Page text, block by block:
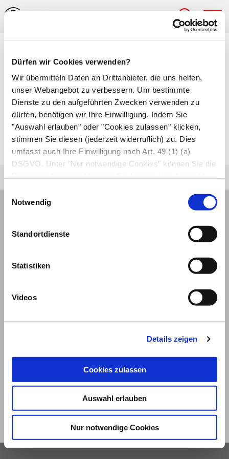
Dürfen wir Cookies verwenden?
Wir übermitteln Daten an Drittanbieter, die uns helfen,
unser Webangebot zu verbessern. Um bestimmte
Dienste zu den aufgeführten Zwecken verwenden zu
dürfen, benötigen wir Ihre Einwilligung. Indem Sie
"Auswahl erlauben" oder "Cookies zulassen" klicken,
stimmen Sie diesen (jederzeit widerruflich) zu. Dies
umfasst auch Ihre Einwilligung nach Art. 49 (1) (a)
DSGVO. Unter "Nur notwendige Cookies" können Sie die
Einwilligungsauswahl
Notwendig
Standortdienste
Statistiken
Videos
Details zeigen
Cookies zulassen
Auswahl erlauben
Nur notwendige Cookies
Abkapslung
Bildung einer abgrenzenden
Bindegewebsschicht um einen Infektionsherd,
wie einGranulom bei Tuberkuloseoder einen
Eiterherd (Abszess), Fremdkörper oder Tumor.
Datenschutz Privatsphäre